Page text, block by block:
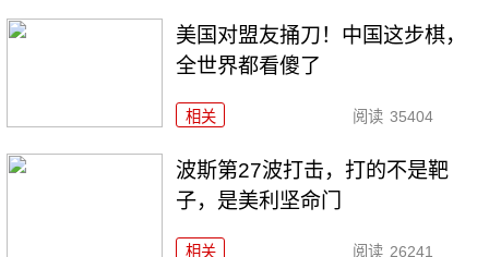
美国对盟友捅刀！中国这步棋，
全世界都看傻了
相关 阅读 35404
波斯第27波打击，打的不是靶
子，是美利坚命门
相关 阅读 26241